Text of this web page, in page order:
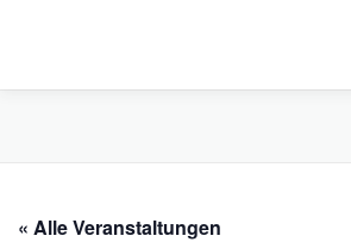
VERLEIH, TOUREN UND SUP
« Alle Veranstaltungen